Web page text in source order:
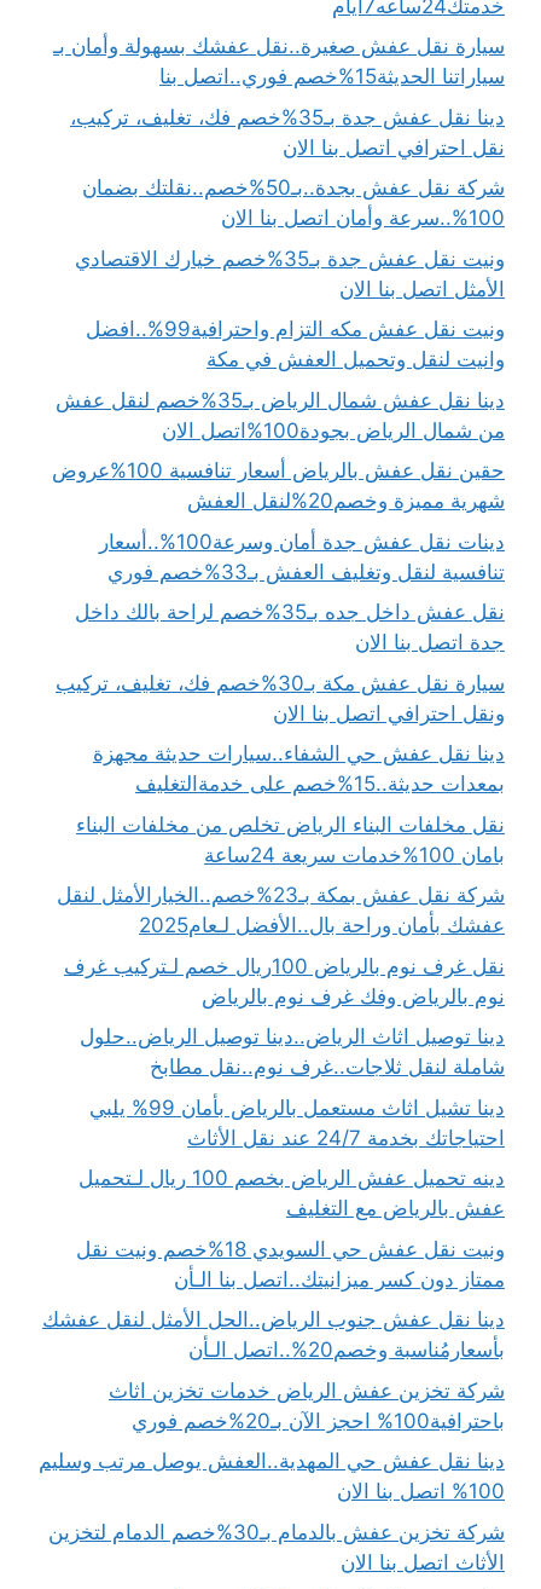
خدمتك24ساعه7ايام
سيارة نقل عفش صغيرة..نقل عفشك بسهولة وأمان بـ
سياراتنا الحديثة15%خصم فوري..اتصل بنا
دينا نقل عفش جدة بـ35%خصم فك، تغليف، تركيب،
نقل احترافي اتصل بنا الان
شركة نقل عفش بجدة..بـ50%خصم..نقلتك بضمان
100%..سرعة وأمان اتصل بنا الان
ونيت نقل عفش جدة بـ35%خصم خيارك الاقتصادي
الأمثل اتصل بنا الان
ونيت نقل عفش مكه التزام واحترافية99%..افضل
وانيت لنقل وتحميل العفش في مكة
دينا نقل عفش شمال الرياض بـ35%خصم لنقل عفش
من شمال الرياض بجودة100%اتصل الان
حقين نقل عفش بالرياض أسعار تنافسية 100%عروض
شهرية مميزة وخصم20%لنقل العفش
دينات نقل عفش جدة أمان وسرعة100%..أسعار
تنافسية لنقل وتغليف العفش بـ33%خصم فوري
نقل عفش داخل جده بـ35%خصم لراحة بالك داخل
جدة اتصل بنا الان
سيارة نقل عفش مكة بـ30%خصم فك، تغليف، تركيب
ونقل احترافي اتصل بنا الان
دينا نقل عفش حي الشفاء..سيارات حديثة مجهزة
بمعدات حديثة..15%خصم على خدمةالتغليف
نقل مخلفات البناء الرياض تخلص من مخلفات البناء
بامان 100%خدمات سريعة 24ساعة
شركة نقل عفش بمكة بـ23%خصم..الخيارالأمثل لنقل
عفشك بأمان وراحة بال..الأفضل لـعام2025
نقل غرف نوم بالرياض 100ريال خصم لـتركيب غرف
نوم بالرياض وفك غرف نوم بالرياض
دينا توصيل اثاث الرياض..دينا توصيل الرياض..حلول
شاملة لنقل ثلاجات..غرف نوم..نقل مطابخ
دينا تشيل اثاث مستعمل بالرياض بأمان 99% يلبي
احتياجاتك بخدمة 24/7 عند نقل الأثاث
دينه تحميل عفش الرياض بخصم 100 ريال لـتحميل
عفش بالرياض مع التغليف
ونيت نقل عفش حي السويدي 18%خصم ونيت نقل
ممتاز دون كسر ميزانيتك..اتصل بنا الـأن
دينا نقل عفش جنوب الرياض..الحل الأمثل لنقل عفشك
بأسعارمُناسبة وخصم20%..اتصل الـأن
شركة تخزين عفش الرياض خدمات تخزين اثاث
باحترافية100% احجز الآن بـ20%خصم فوري
دينا نقل عفش حي المهدية..العفش يوصل مرتب وسليم
100% اتصل بنا الان
شركة تخزين عفش بالدمام بـ30%خصم الدمام لتخزين
الأثاث اتصل بنا الان